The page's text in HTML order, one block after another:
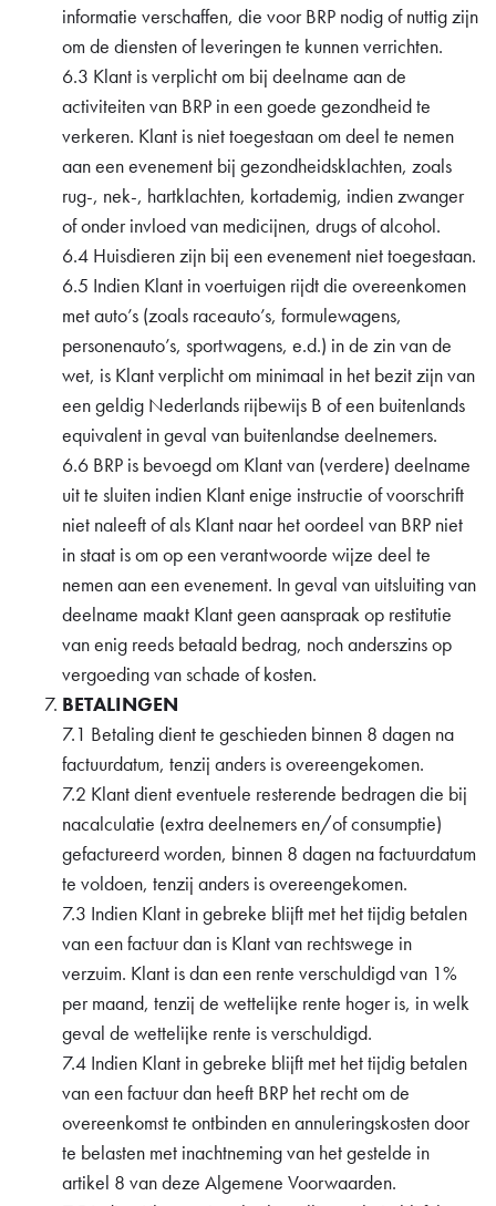
informatie verschaffen, die voor BRP nodig of nuttig zijn
om de diensten of leveringen te kunnen verrichten.
6.3 Klant is verplicht om bij deelname aan de
activiteiten van BRP in een goede gezondheid te
verkeren. Klant is niet toegestaan om deel te nemen
aan een evenement bij gezondheidsklachten, zoals
rug-, nek-, hartklachten, kortademig, indien zwanger
of onder invloed van medicijnen, drugs of alcohol.
6.4 Huisdieren zijn bij een evenement niet toegestaan.
6.5 Indien Klant in voertuigen rijdt die overeenkomen
met auto’s (zoals raceauto’s, formulewagens,
personenauto’s, sportwagens, e.d.) in de zin van de
wet, is Klant verplicht om minimaal in het bezit zijn van
een geldig Nederlands rijbewijs B of een buitenlands
equivalent in geval van buitenlandse deelnemers.
6.6 BRP is bevoegd om Klant van (verdere) deelname
uit te sluiten indien Klant enige instructie of voorschrift
niet naleeft of als Klant naar het oordeel van BRP niet
in staat is om op een verantwoorde wijze deel te
nemen aan een evenement. In geval van uitsluiting van
deelname maakt Klant geen aanspraak op restitutie
van enig reeds betaald bedrag, noch anderszins op
vergoeding van schade of kosten.
BETALINGEN
7.1 Betaling dient te geschieden binnen 8 dagen na
factuurdatum, tenzij anders is overeengekomen.
7.2 Klant dient eventuele resterende bedragen die bij
nacalculatie (extra deelnemers en/of consumptie)
gefactureerd worden, binnen 8 dagen na factuurdatum
te voldoen, tenzij anders is overeengekomen.
7.3 Indien Klant in gebreke blijft met het tijdig betalen
van een factuur dan is Klant van rechtswege in
verzuim. Klant is dan een rente verschuldigd van 1%
per maand, tenzij de wettelijke rente hoger is, in welk
geval de wettelijke rente is verschuldigd.
7.4 Indien Klant in gebreke blijft met het tijdig betalen
van een factuur dan heeft BRP het recht om de
overeenkomst te ontbinden en annuleringskosten door
te belasten met inachtneming van het gestelde in
artikel 8 van deze Algemene Voorwaarden.